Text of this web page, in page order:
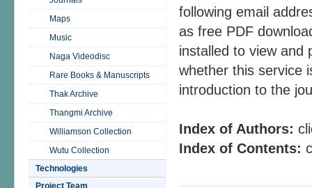
Maps
Music
Naga Videodisc
Rare Books & Manuscripts
Thak Archive
Thangmi Archive
Williamson Collection
Wutu Collection
Technologies
Project Team
following email
as free PDF
installed to view
whether this service
introduction to the
Index of Authors:
Index of Contents: